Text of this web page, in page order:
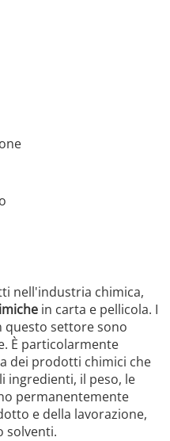
nell'industria chimica,
in carta e pellicola. I
settore sono
È particolarmente
dei prodotti chimici che
ingredienti, il peso, le
permanentemente
e della lavorazione,
solventi.